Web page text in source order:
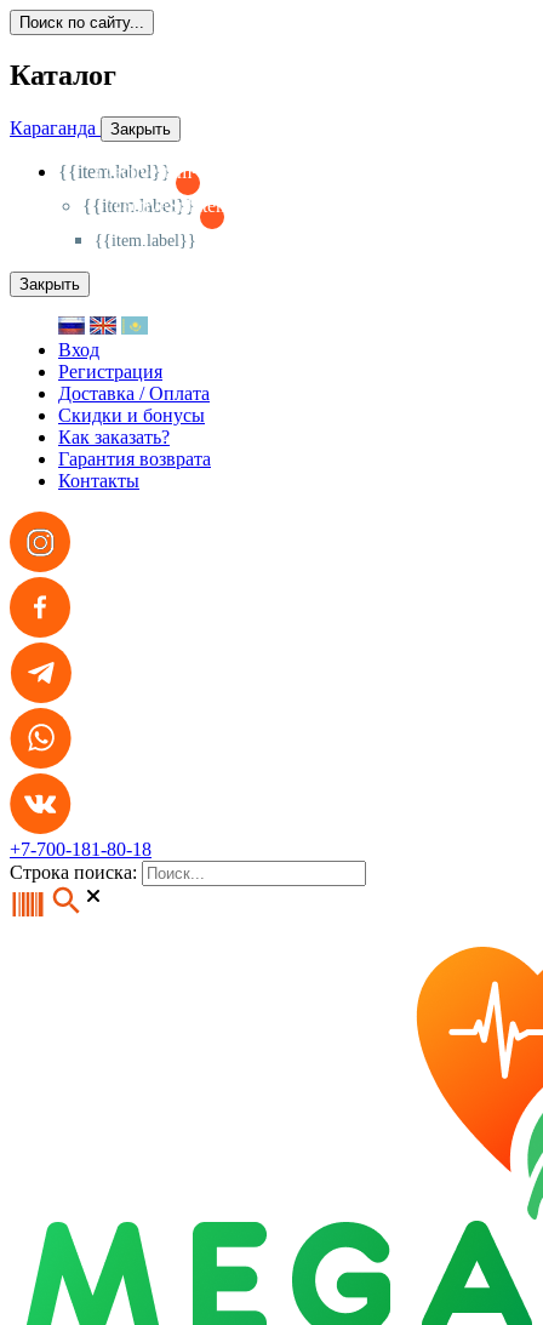
Поиск по сайту...
Каталог
Караганда Закрыть
{{item.label}}
{{activeItem==item.id?'-
{{item.label}}
{{activeSubitem==item.id?'-
{{item.label}}
Закрыть
Вход
Регистрация
Доставка / Оплата
Скидки и бонусы
Как заказать?
Гарантия возврата
Контакты
+7-700-181-80-18
Строка поиска: